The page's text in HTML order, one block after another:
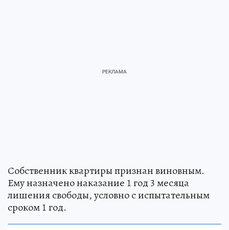
Собственник квартиры признан виновным.
Ему назначено наказание 1 год 3 месяца
лишения свободы, условно с испытательным
сроком 1 год.